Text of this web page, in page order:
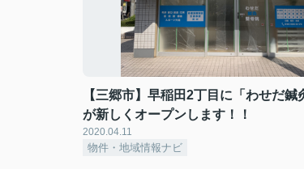
【三郷市】早稲田2丁目に「わせだ鍼
が新しくオープンします！！
2020.04.11
物件・地域情報ナビ